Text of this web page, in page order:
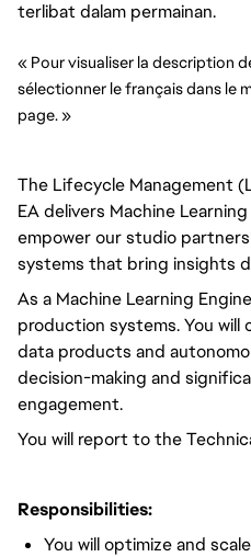
terlibat dalam permainan.
« Pour visualiser la description
sélectionner le français dans le
page. »
The Lifecycle Management
EA delivers Machine
empower our studio
systems that bring insights
As a Machine Learning
production systems. You will
data products and
decision-making and
engagement.
You will report to the
Responsibilities:
You will optimize and